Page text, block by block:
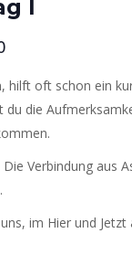
I
hilft oft schon ein
du die
Verbindung aus
im Hier und